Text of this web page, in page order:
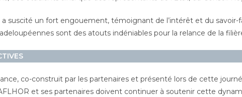
a suscité un fort engouement, témoignant de l’intérêt et du
sont des atouts indéniables pour la relance de la
co-construit par les partenaires et présenté lors de cette
et ses partenaires doivent continuer à soutenir cette